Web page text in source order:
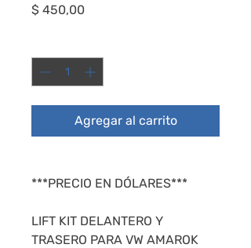
$ 450,00Precio
Agregar al carrito
***PRECIO EN DÓLARES***
LIFT KIT DELANTERO Y
TRASERO PARA VW AMAROK